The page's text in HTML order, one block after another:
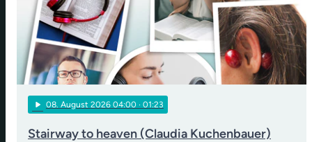
play_arrow 08. August 2026 04:00 · 01:23
Stairway to heaven (Claudia Kuchenbauer)